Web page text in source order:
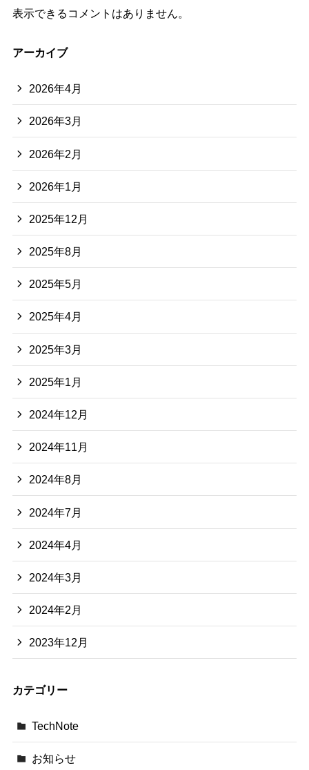
表示できるコメントはありません。
アーカイブ
2026年4月
2026年3月
2026年2月
2026年1月
2025年12月
2025年8月
2025年5月
2025年4月
2025年3月
2025年1月
2024年12月
2024年11月
2024年8月
2024年7月
2024年4月
2024年3月
2024年2月
2023年12月
カテゴリー
TechNote
お知らせ